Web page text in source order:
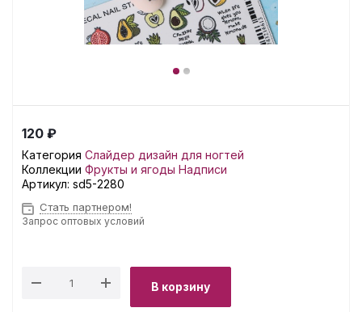
120 ₽
Категория Слайдер дизайн для ногтей
Коллекции Фрукты и ягоды Надписи
Артикул: sd5-2280
Стать партнером!
Запрос оптовых условий
В корзину